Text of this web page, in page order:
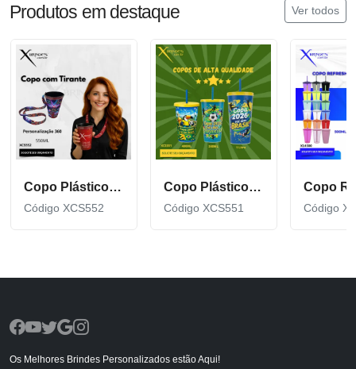
Produtos em destaque Ver todos
Copo Plástico de 550 ML com Tirante Personalizado XCS552
Código XCS552
Copo Plástico personalizado In Mold Label 360 XCS551
Código XCS551 Código
Os Melhores Brindes Personalizados estão Aqui!